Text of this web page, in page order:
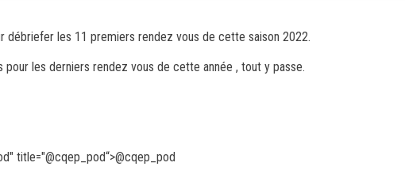
débriefer les 11 premiers rendez vous de cette saison 2022.
les derniers rendez vous de cette année , tout y passe.
title="@cqep_pod“>@cqep_pod